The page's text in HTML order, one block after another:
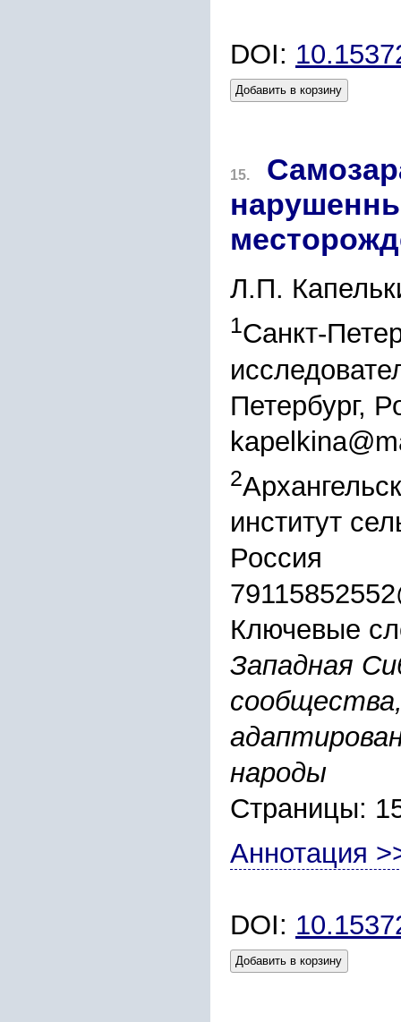
DOI:
Добавить в корзину
15.
Л.П.
1Санкт-
Петербург,
2
институт
Россия
Ключевые
Западная
народы
Страницы:
Аннотация
DOI:
Добавить в корзину